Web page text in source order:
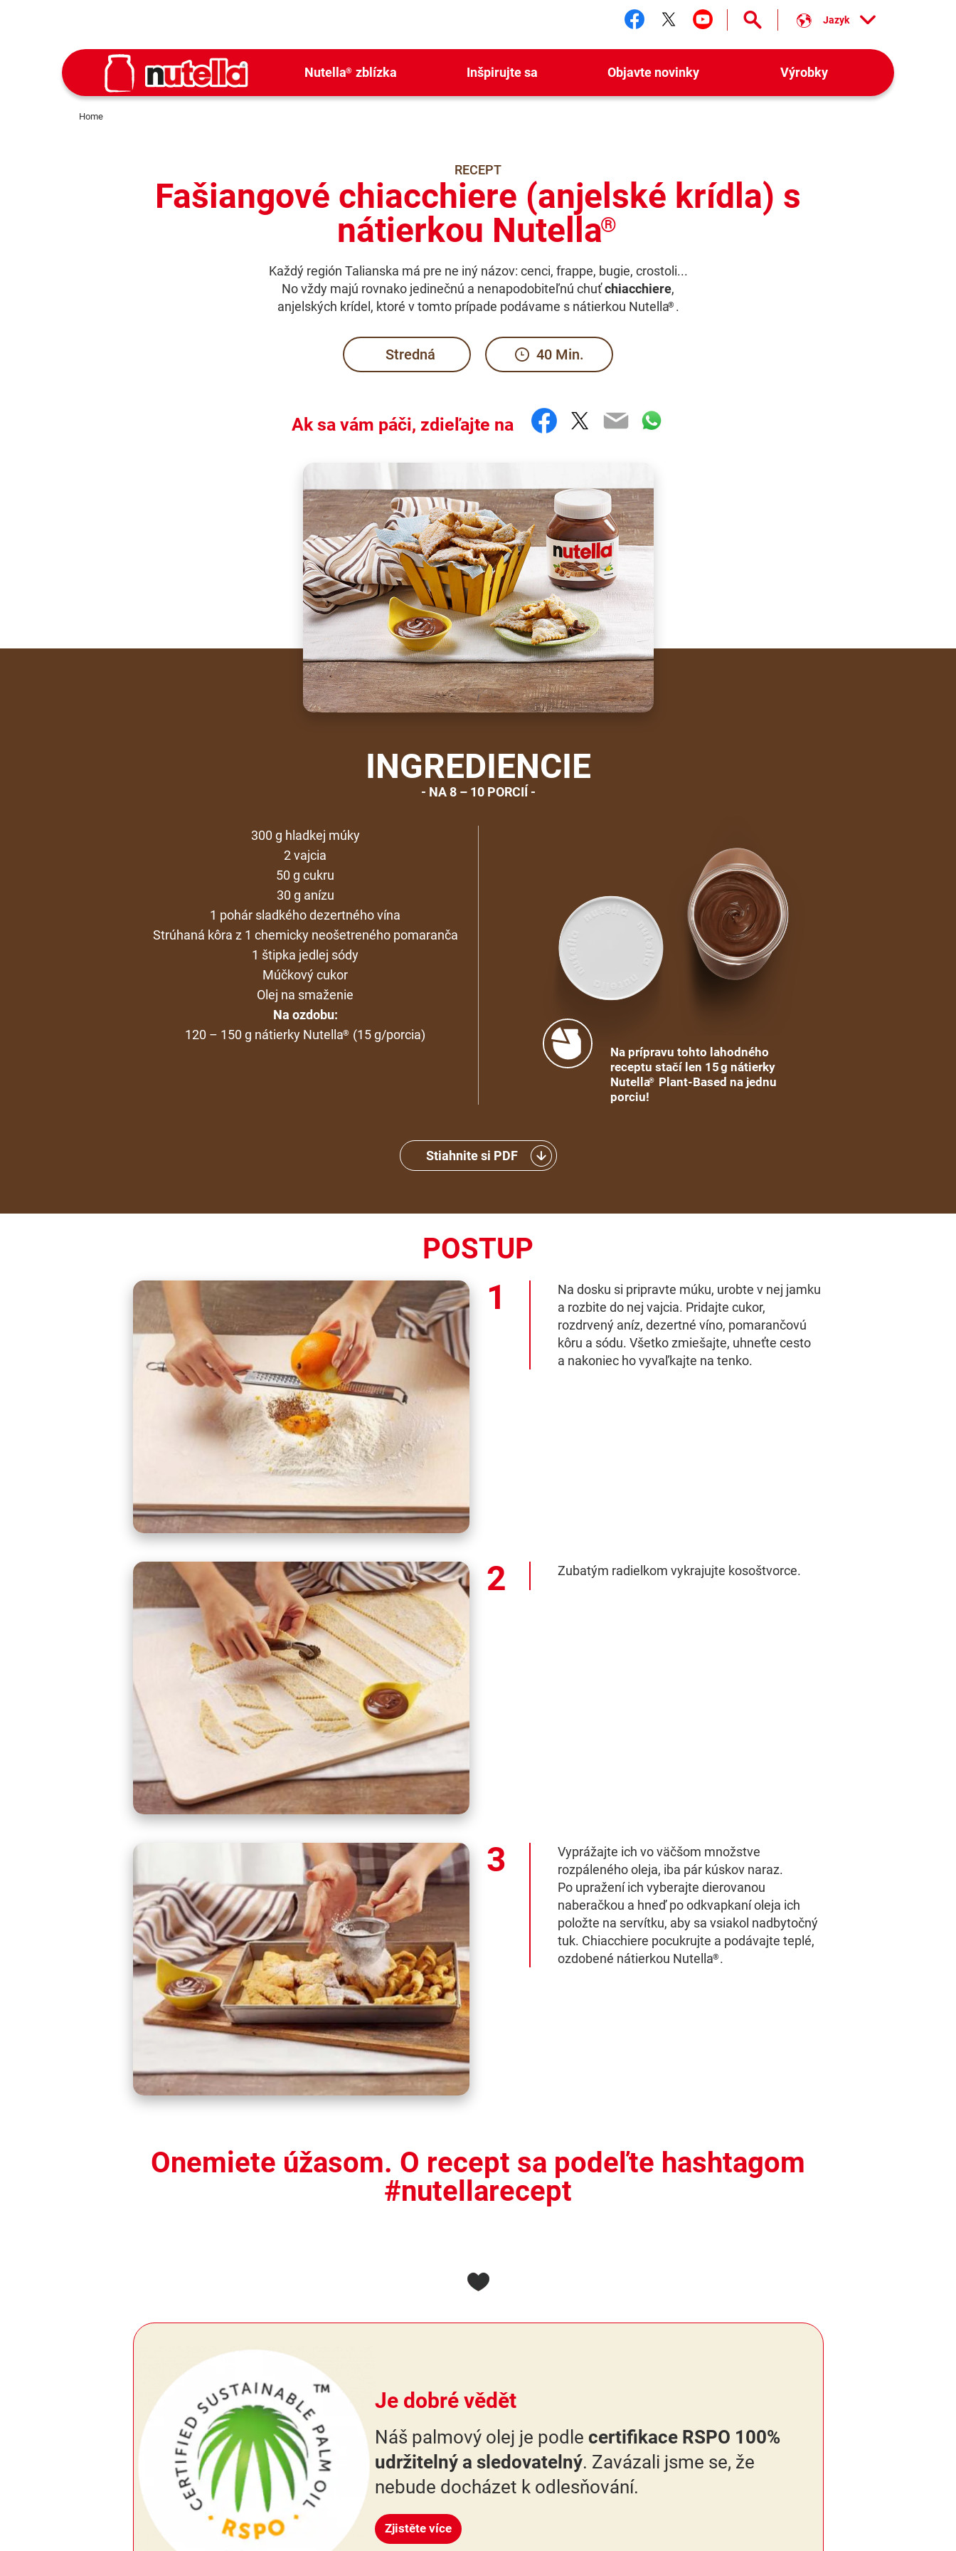
Sledujte nás facebook
Sledujte nás twitter
Sledujte nás youtube
Jazyk
Nutella® zblízka Inšpirujte sa Objavte novinky Výrobky
Home
RECEPT
Fašiangové chiacchiere (anjelské krídla) s
nátierkou Nutella®
Každý región Talianska má pre ne iný názov: cenci, frappe, bugie, crostoli...
No vždy majú rovnako jedinečnú a nenapodobiteľnú chuťchiacchiere,
anjelských krídel, ktoré v tomto prípade podávame s nátierkou Nutella® .
Stredná 40 Min.
Ak sa vám páči, zdieľajte na Facebook
Twitter
EmailWhatsApp
The excitement will leave you speechless.
Share the recipe with the hashtag #nutellarecipe
Every single region of Italy has a different name for these: cenci, frappe, bugie, crostoli... But they always have the same unique, inimitable taste of
INGREDIENCIE
NA 8 – 10 PORCIÍ
300 g hladkej múky
2 vajcia
50 g cukru
30 g anízu
1 pohár sladkého dezertného vína
Strúhaná kôra z 1 chemicky neošetreného pomaranča
1 štipka jedlej sódy
Múčkový cukor
Olej na smaženie
Na ozdobu:
120 – 150 g nátierky Nutella® (15 g/porcia)
Na prípravu tohto lahodného
receptu stačí len 15 g nátierky
Nutella®
Plant-Based na jednu
porciu!
Stiahnite si PDF
POSTUP
Na dosku si pripravte múku, urobte v nej jamku
a rozbite do nej vajcia. Pridajte cukor,
rozdrvený aníz, dezertné víno, pomarančovú
kôru a sódu. Všetko zmiešajte, uhneťte cesto
a nakoniec ho vyvaľkajte na tenko.
Zubatým radielkom vykrajujte kosoštvorce.
Vyprážajte ich vo väčšom množstve
rozpáleného oleja, iba pár kúskov naraz.
Po upražení ich vyberajte dierovanou
naberačkou a hneď po odkvapkaní oleja ich
položte na servítku, aby sa vsiakol nadbytočný
tuk. Chiacchiere pocukrujte a podávajte teplé,
ozdobené nátierkou Nutella® .
Onemiete úžasom. O recept sa podeľte hashtagom
#nutellarecept
Je dobré vědět
Náš palmový olej je podle certifikace RSPO 100%
udržitelný a sledovatelný. Zavázali jsme se, že
nebude docházet k odlesňování.
Zjistěte více